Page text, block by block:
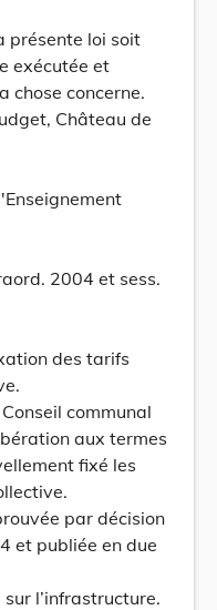
présente loi soit
exécutée et
chose concerne.
Château de
2004 et sess.
des tarifs
communal
aux termes
fixé les
par décision
et publiée en due
l’infrastructure.